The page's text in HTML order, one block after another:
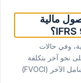
مالية
وفي حالات
نحو آخر بتكلفة
مستهلكة أو القيمة العادلة من خلال الدخل الشامل الآخر (FVOCI)